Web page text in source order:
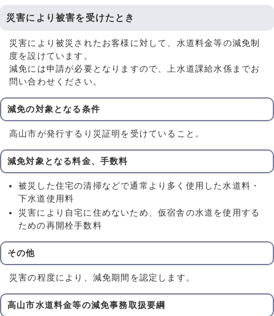
災害により被害を受けたとき
災害により被災されたお客様に対して、水道料金等の減免制
度を設けています。
減免には申請が必要となりますので、上水道課給水係までお
問い合わせください。
減免の対象となる条件
高山市が発行するり災証明を受けていること。
減免対象となる料金、手数料
被災した住宅の清掃などで通常より多く使用した水道料・
下水道使用料
災害により自宅に住めないため、仮宿舎の水道を使用する
ための再開栓手数料
その他
災害の程度により、減免期間を認定します。
高山市水道料金等の減免事務取扱要綱